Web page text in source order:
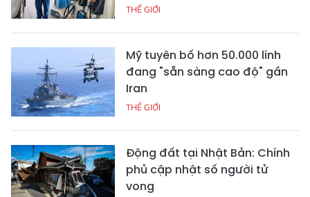
THẾ GIỚI
Mỹ tuyên bố hơn 50.000 lính
đang "sẵn sàng cao độ" gần
Iran
THẾ GIỚI
Động đất tại Nhật Bản: Chính
phủ cập nhật số người tử
vong